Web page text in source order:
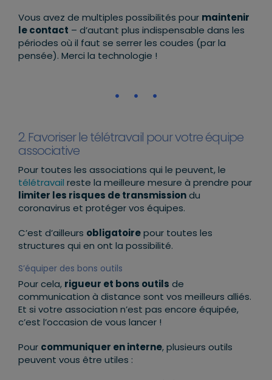
Vous avez de multiples possibilités pour maintenir
le contact – d’autant plus indispensable dans les
périodes où il faut se serrer les coudes (par la
pensée). Merci la technologie !
2. Favoriser le télétravail pour votre équipe
associative
Pour toutes les associations qui le peuvent, le
télétravail reste la meilleure mesure à prendre pour
limiter les risques de transmissiondu
coronavirus et protéger vos équipes.
C’est d’ailleurs obligatoirepour toutes les
structures qui en ont la possibilité.
S’équiper des bons outils
Pour cela, rigueur et bons outils de
communication à distance sont vos meilleurs alliés.
Et si votre association n’est pas encore équipée,
c’est l’occasion de vous lancer !
Pour communiquer en interne, plusieurs outils
peuvent vous être utiles :